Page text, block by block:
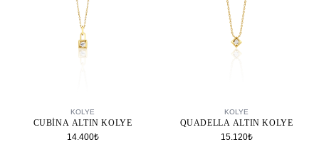
KOLYE
CUBINA ALTIN KOLYE
14.400₺
KOLYE
QUADELLA ALTIN KOLYE
15.120₺